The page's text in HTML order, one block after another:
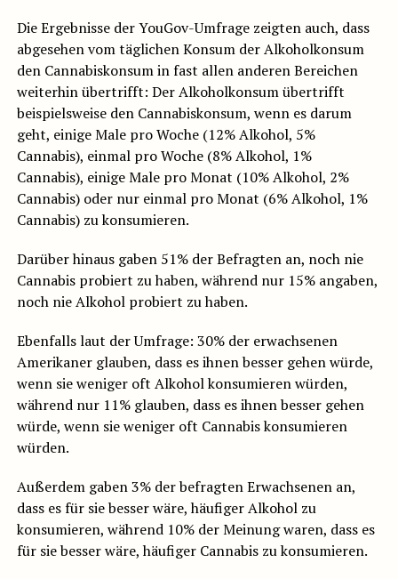
Die Ergebnisse der YouGov-Umfrage zeigten auch, dass
abgesehen vom täglichen Konsum der Alkoholkonsum
den Cannabiskonsum in fast allen anderen Bereichen
weiterhin übertrifft: Der Alkoholkonsum übertrifft
beispielsweise den Cannabiskonsum, wenn es darum
geht, einige Male pro Woche (12% Alkohol, 5%
Cannabis), einmal pro Woche (8% Alkohol, 1%
Cannabis), einige Male pro Monat (10% Alkohol, 2%
Cannabis) oder nur einmal pro Monat (6% Alkohol, 1%
Cannabis) zu konsumieren.
Darüber hinaus gaben 51% der Befragten an, noch nie
Cannabis probiert zu haben, während nur 15% angaben,
noch nie Alkohol probiert zu haben.
Ebenfalls laut der Umfrage: 30% der erwachsenen
Amerikaner glauben, dass es ihnen besser gehen würde,
wenn sie weniger oft Alkohol konsumieren würden,
während nur 11% glauben, dass es ihnen besser gehen
würde, wenn sie weniger oft Cannabis konsumieren
würden.
Außerdem gaben 3% der befragten Erwachsenen an,
dass es für sie besser wäre, häufiger Alkohol zu
konsumieren, während 10% der Meinung waren, dass es
für sie besser wäre, häufiger Cannabis zu konsumieren.